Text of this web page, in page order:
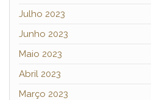
Julho 2023
Junho 2023
Maio 2023
Abril 2023
Março 2023